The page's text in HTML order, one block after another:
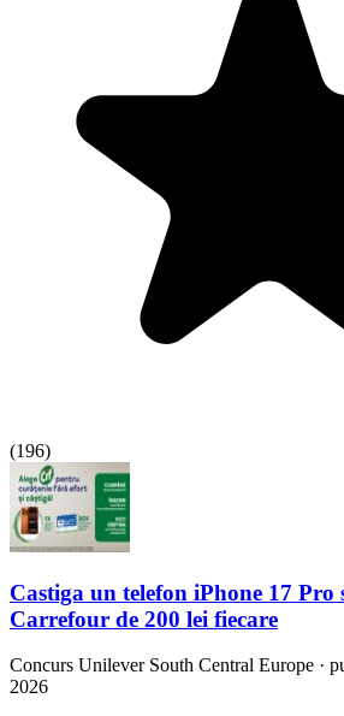
(196)
Castiga un telefon iPhone 17
Carrefour de 200 lei fiecare
Concurs Unilever South Central Europe ·
2026